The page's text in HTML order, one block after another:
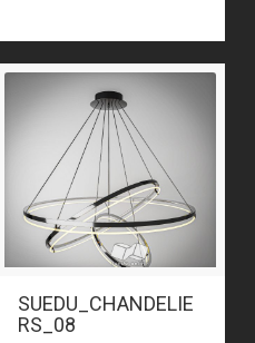
SUEDU_CHANDELIE
RS_08